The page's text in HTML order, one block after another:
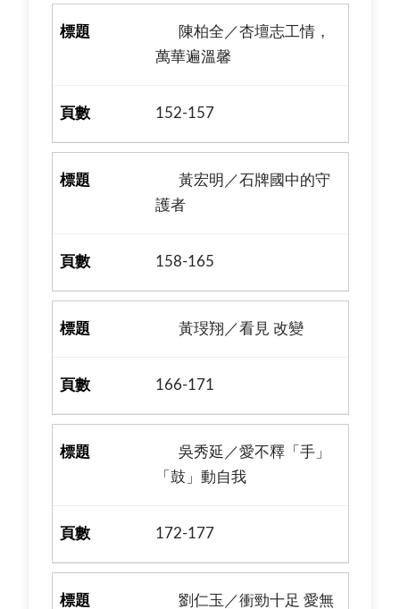
陳柏全／杏壇志工情，
萬華遍溫馨
152-157
黃宏明／石牌國中的守
護者
158-165
黃琝翔／看見 改變
166-171
吳秀延／愛不釋「手」
「鼓」動自我
172-177
劉仁玉／衝勁十足 愛無